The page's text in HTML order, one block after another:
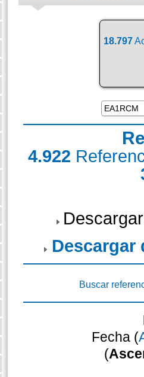
18.797
4.922
Descargar
Buscar
Fecha (
(